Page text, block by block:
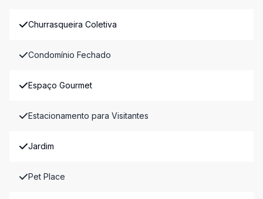
Churrasqueira Coletiva
Condomínio Fechado
Espaço Gourmet
Estacionamento para Visitantes
Jardim
Pet Place